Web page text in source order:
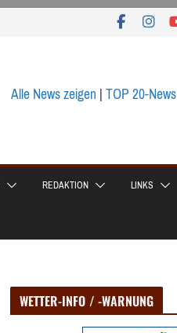
Alle News zeigen|TOP 20-News
REDAKTION LINKS
WETTER-INFO / -WARNUNG